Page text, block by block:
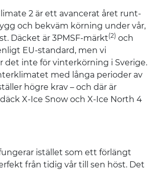
2 är ett avancerat året runt-
och bekväm körning under vår,
Däcket är 3PMSF-märkt(2) och
EU-standard, men vi
det inte för vinterkörning i Sverige.
med långa perioder av
högre krav – och där är
X-Ice Snow och X-Ice North 4
istället som ett förlängt
från tidig vår till sen höst. Det